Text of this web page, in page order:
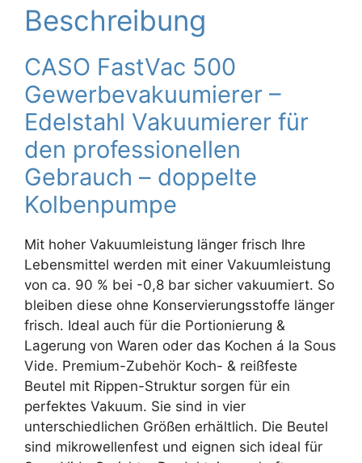
Beschreibung
CASO FastVac 500
Gewerbevakuumierer –
Edelstahl Vakuumierer für
den professionellen
Gebrauch – doppelte
Kolbenpumpe
Mit hoher Vakuumleistung länger frisch Ihre
Lebensmittel werden mit einer Vakuumleistung
von ca. 90 % bei -0,8 bar sicher vakuumiert. So
bleiben diese ohne Konservierungsstoffe länger
frisch. Ideal auch für die Portionierung &
Lagerung von Waren oder das Kochen á la Sous
Vide. Premium-Zubehör Koch- & reißfeste
Beutel mit Rippen-Struktur sorgen für ein
perfektes Vakuum. Sie sind in vier
unterschiedlichen Größen erhältlich. Die Beutel
sind mikrowellenfest und eignen sich ideal für